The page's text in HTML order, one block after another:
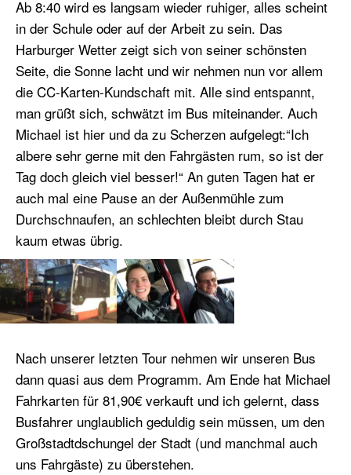
Ab 8:40 wird es langsam wieder ruhiger, alles scheint
in der Schule oder auf der Arbeit zu sein. Das
Harburger Wetter zeigt sich von seiner schönsten
Seite, die Sonne lacht und wir nehmen nun vor allem
die CC-Karten-Kundschaft mit. Alle sind entspannt,
man grüßt sich, schwätzt im Bus miteinander. Auch
Michael ist hier und da zu Scherzen aufgelegt:“Ich
albere sehr gerne mit den Fahrgästen rum, so ist der
Tag doch gleich viel besser!“ An guten Tagen hat er
auch mal eine Pause an der Außenmühle zum
Durchschnaufen, an schlechten bleibt durch Stau
kaum etwas übrig.
Nach unserer letzten Tour nehmen wir unseren Bus
dann quasi aus dem Programm. Am Ende hat Michael
Fahrkarten für 81,90€ verkauft und ich gelernt, dass
Busfahrer unglaublich geduldig sein müssen, um den
Großstadtdschungel der Stadt (und manchmal auch
uns Fahrgäste) zu überstehen.